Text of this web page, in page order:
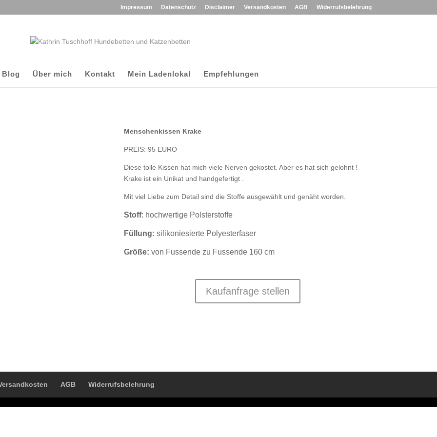
Impressum Datenschutz Disclaimer Versandkosten AGB Widerrufsbelehrung
Blog Über mich Kontakt Mein Ladenlokal Empfehlungen
Menschenkissen Krake
PREIS: 95 EURO
Diese tolle Kissen hat mich viele Nerven gekostet. Aber es hat sich gelohnt !
Krake ist ein Unikat und handgefertigt .
Mit viel Liebe zum Detail sind die Stoffe ausgewählt und genäht worden.
Stoff: hochwertige Polsterstoffe
Füllung: silikoniesierte Polyesterfaser
Größe: von Fussende zu Fussende 160 cm
Kaufanfrage stellen
AGB Widerrufsbelehrung